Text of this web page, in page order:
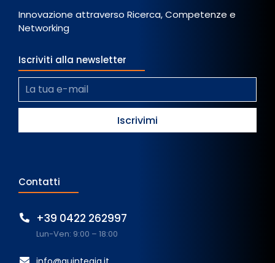
Innovazione attraverso Ricerca, Competenze e
Networking
Iscriviti alla newsletter
Contatti
+39 0422 262997
Lun-Ven: 9:00 – 18:00